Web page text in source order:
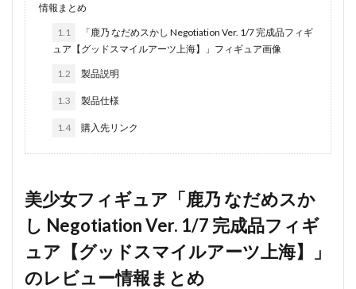
情報まとめ
1.1
「鹿乃 なだめスかし Negotiation Ver. 1/7 完成品フィギ
ュア【グッドスマイルアーツ上海】」フィギュア画像
1.2 製品説明
1.3 製品仕様
1.4 購入先リンク
美少女フィギュア「鹿乃 なだめスか
し Negotiation Ver. 1/7 完成品フィギ
ュア【グッドスマイルアーツ上海】」
のレビュー情報まとめ